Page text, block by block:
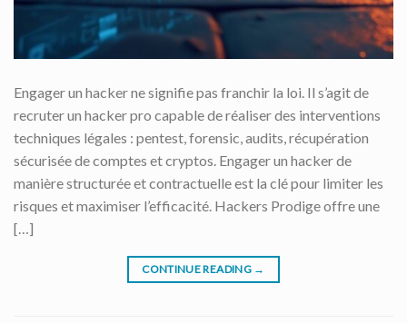
Engager un hacker ne signifie pas franchir la loi. Il s’agit de
recruter un hacker pro capable de réaliser des interventions
techniques légales : pentest, forensic, audits, récupération
sécurisée de comptes et cryptos. Engager un hacker de
manière structurée et contractuelle est la clé pour limiter les
risques et maximiser l’efficacité. Hackers Prodige offre une
[…]
CONTINUE READING →